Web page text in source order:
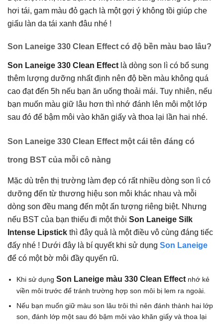
hơi tái, gam màu đỏ gạch là một gợi ý không tồi giúp che
giấu làn da tái xanh đâu nhé !
Son Laneige 330 Clean Effect có độ bền màu bao lâu?
Son Laneige 330 Clean Effect là dòng son lì có bổ sung
thêm lượng dưỡng nhất định nên độ bền màu không quá
cao đạt đến 5h nếu bạn ăn uống thoải mái. Tuy nhiên, nếu
bạn muốn màu giữ lâu hơn thì nhớ đánh lên môi một lớp
sau đó để bậm môi vào khăn giấy và thoa lại lần hai nhé.
Son Laneige 330 Clean Effect một cái tên đáng có
trong BST của mỗi cô nàng
Mặc dù trên thị trường làm đẹp có rất nhiều dòng son lì có
dưỡng đến từ thương hiệu son môi khác nhau và mỗi
dòng son đều mang đến một ấn tượng riêng biệt. Nhưng
nếu BST của bạn thiếu đi một thỏi Son Laneige Silk
Intense Lipstick thì đây quả là một điều vô cùng đáng tiếc
đấy nhé ! Dưới đây là bí quyết khi sử dụng Son Laneige
để có một bờ môi đầy quyến rũ.
Khi sử dụngSon Laneige màu 330 Clean Effect nhớ kẻ
viền môi trước để tránh trường hợp son môi bị lem ra ngoài.
Nếu bạn muốn giữ màu son lâu trôi thì nên đánh thành hai lớp
son, đánh lớp một sau đó bậm môi vào khăn giấy và thoa lại